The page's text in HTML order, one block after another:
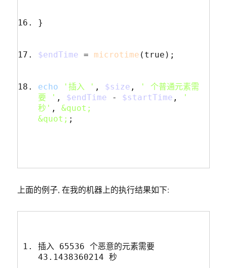
}
$endTime = microtime ( true );
echo '插入 ' , $size ,
' 个普通元素需
要 ' , $endTime - $startTime ,
'
秒' ,
&quot;
&quot; ;
上面的例子, 在我的机器上的执行结果如下:
插入 65536 个恶意的元素需要
43.1438360214 秒